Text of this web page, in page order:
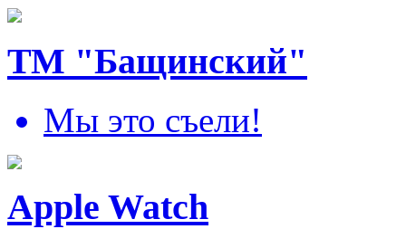
ТМ "Бащинский"
Мы это съели!
Apple Watch